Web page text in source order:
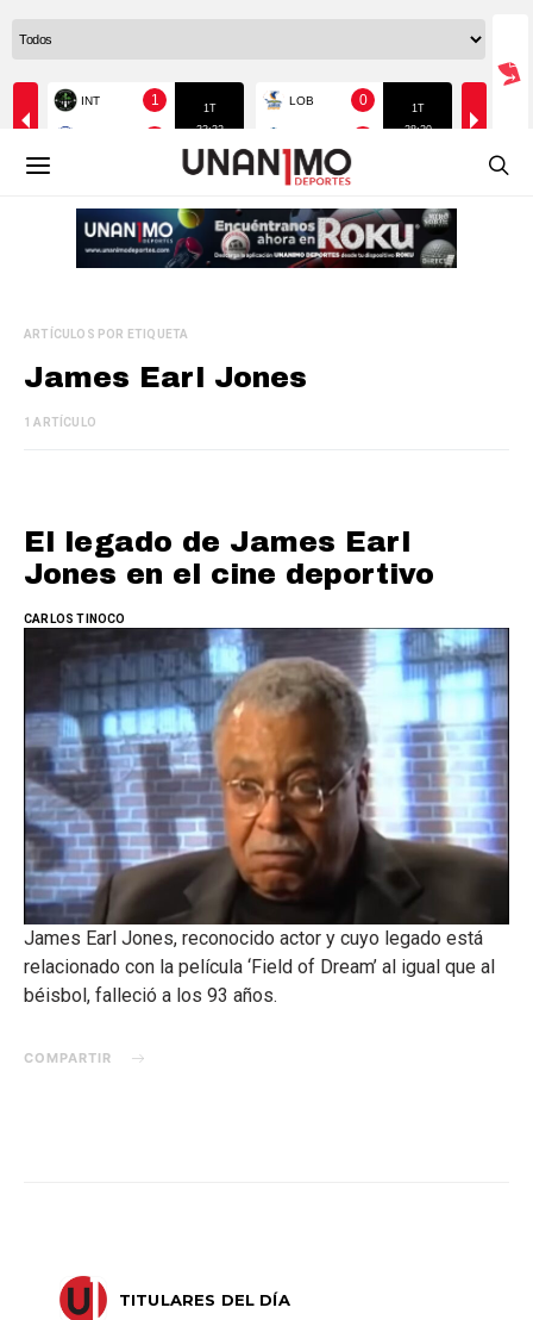
ARTÍCULOS POR ETIQUETA
James Earl Jones
1 ARTÍCULO
El legado de James Earl
Jones en el cine deportivo
CARLOS TINOCO
James Earl Jones, reconocido actor y cuyo legado está
relacionado con la película ‘Field of Dream’ al igual que al
béisbol, falleció a los 93 años.
COMPARTIR
TITULARES DEL DÍA